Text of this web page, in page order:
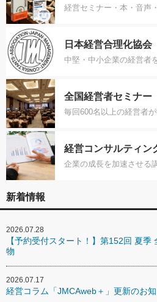
経営セミナー・本・音声
日本経営合理化協会
中堅・中小企業の経営者
全国経営者セミナー
毎回600名以上の経営者
経営コンサルティン
企業の成長を加速させる
新着情報
2026.07.28
【予約受付スタート！】第152回 夏
物
2026.07.17
経営コラム「JMCAweb＋」更新のお